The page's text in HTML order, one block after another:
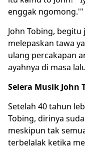
enggak ngomong.'"
John Tobing,
melepaskan tawa
ulang percakapan
ayahnya di masa
Selera Musik John
Setelah 40 tahun
Tobing, dirinya
meskipun tak
terbelalak ketika